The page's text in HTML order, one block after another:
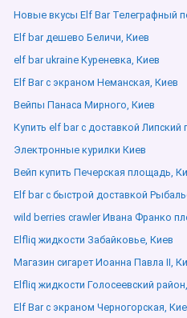
Новые вкусы Elf Bar Телеграфный
Elf bar дешево Беличи, Киев
elf bar ukraine Куреневка, Киев
Elf Bar с экраном Неманская, Киев
Вейпы Панаса Мирного, Киев
Купить elf bar с доставкой Липский
Электронные курилки Киев
Вейп купить Печерская площадь,
Elf bar с быстрой доставкой
wild berries crawler Ивана Франко
Elfliq жидкости Забайковье, Киев
Магазин сигарет Иоанна Павла ІІ,
Elfliq жидкости Голосеевский
Elf Bar с экраном Черногорская,